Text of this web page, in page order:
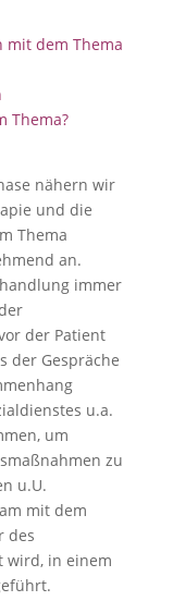
mit dem Thema
Thema?
nähern wir
und die
Thema
an.
immer
der Patient
der Gespräche
u.a.
um
zu
u.U.
mit dem
des
wird, in einem